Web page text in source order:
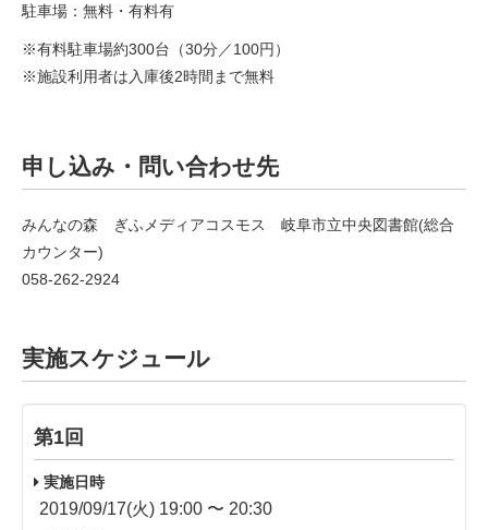
駐車場：無料・有料有
※有料駐車場約300台（30分／100円）
※施設利用者は入庫後2時間まで無料
申し込み・問い合わせ先
みんなの森 ぎふメディアコスモス 岐阜市立中央図書館(総合
カウンター)
058-262-2924
実施スケジュール
第1回
実施日時
2019/09/17(火) 19:00 〜 20:30